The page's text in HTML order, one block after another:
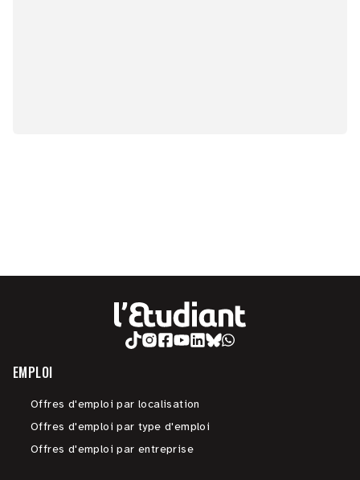
EMPLOI
Offres d'emploi par localisation
Offres d'emploi par type d'emploi
Offres d'emploi par entreprise